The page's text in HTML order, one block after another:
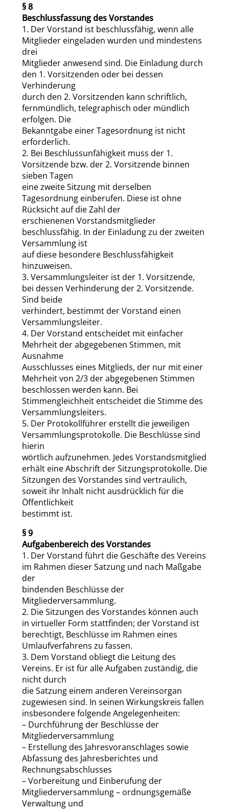
§ 8
Beschlussfassung des Vorstandes
1. Der Vorstand ist beschlussfähig, wenn alle
Mitglieder eingeladen wurden und mindestens
drei
Mitglieder anwesend sind. Die Einladung durch
den 1. Vorsitzenden oder bei dessen
Verhinderung
durch den 2. Vorsitzenden kann schriftlich,
fernmündlich, telegraphisch oder mündlich
erfolgen. Die
Bekanntgabe einer Tagesordnung ist nicht
erforderlich.
2. Bei Beschlussunfähigkeit muss der 1.
Vorsitzende bzw. der 2. Vorsitzende binnen
sieben Tagen
eine zweite Sitzung mit derselben
Tagesordnung einberufen. Diese ist ohne
Rücksicht auf die Zahl der
erschienenen Vorstandsmitglieder
beschlussfähig. In der Einladung zu der zweiten
Versammlung ist
auf diese besondere Beschlussfähigkeit
hinzuweisen.
3. Versammlungsleiter ist der 1. Vorsitzende,
bei dessen Verhinderung der 2. Vorsitzende.
Sind beide
verhindert, bestimmt der Vorstand einen
Versammlungsleiter.
4. Der Vorstand entscheidet mit einfacher
Mehrheit der abgegebenen Stimmen, mit
Ausnahme
Ausschlusses eines Mitglieds, der nur mit einer
Mehrheit von 2/3 der abgegebenen Stimmen
beschlossen werden kann. Bei
Stimmengleichheit entscheidet die Stimme des
Versammlungsleiters.
5. Der Protokollführer erstellt die jeweiligen
Versammlungsprotokolle. Die Beschlüsse sind
hierin
wörtlich aufzunehmen. Jedes Vorstandsmitglied
erhält eine Abschrift der Sitzungsprotokolle. Die
Sitzungen des Vorstandes sind vertraulich,
soweit ihr Inhalt nicht ausdrücklich für die
Öffentlichkeit
bestimmt ist.
§ 9
Aufgabenbereich des Vorstandes
1. Der Vorstand führt die Geschäfte des Vereins
im Rahmen dieser Satzung und nach Maßgabe
der
bindenden Beschlüsse der
Mitgliederversammlung.
2. Die Sitzungen des Vorstandes können auch
in virtueller Form stattfinden; der Vorstand ist
berechtigt, Beschlüsse im Rahmen eines
Umlaufverfahrens zu fassen.
3. Dem Vorstand obliegt die Leitung des
Vereins. Er ist für alle Aufgaben zuständig, die
nicht durch
die Satzung einem anderen Vereinsorgan
zugewiesen sind. In seinen Wirkungskreis fallen
insbesondere folgende Angelegenheiten:
– Durchführung der Beschlüsse der
Mitgliederversammlung
– Erstellung des Jahresvoranschlages sowie
Abfassung des Jahresberichtes und
Rechnungsabschlusses
– Vorbereitung und Einberufung der
Mitgliederversammlung – ordnungsgemäße
Verwaltung und